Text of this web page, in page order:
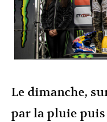
Le dimanche,
par la pluie puis